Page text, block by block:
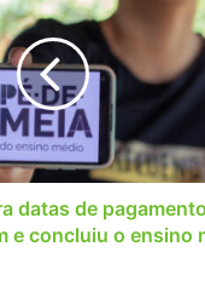
datas de
e concluiu o ensino